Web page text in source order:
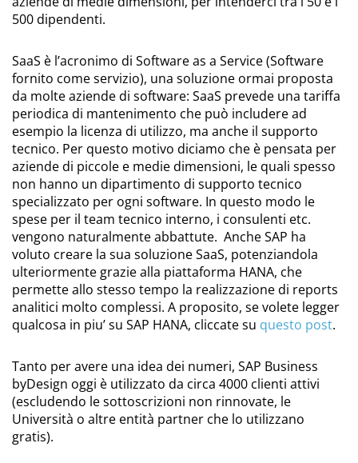
500 dipendenti.
SaaS è l’acronimo di Software as a Service (Software
fornito come servizio), una soluzione ormai proposta
da molte aziende di software: SaaS prevede una tariffa
periodica di mantenimento che può includere ad
esempio la licenza di utilizzo, ma anche il supporto
tecnico. Per questo motivo diciamo che è pensata per
aziende di piccole e medie dimensioni, le quali spesso
non hanno un dipartimento di supporto tecnico
specializzato per ogni software. In questo modo le
spese per il team tecnico interno, i consulenti etc.
vengono naturalmente abbattute. Anche SAP ha
voluto creare la sua soluzione SaaS, potenziandola
ulteriormente grazie alla piattaforma HANA, che
permette allo stesso tempo la realizzazione di reports
analitici molto complessi. A proposito, se volete legger
qualcosa in piu’ su SAP HANA, cliccate su questo post.
Tanto per avere una idea dei numeri, SAP Business
byDesign oggi è utilizzato da circa 4000 clienti attivi
(escludendo le sottoscrizioni non rinnovate, le
Università o altre entità partner che lo utilizzano
gratis).